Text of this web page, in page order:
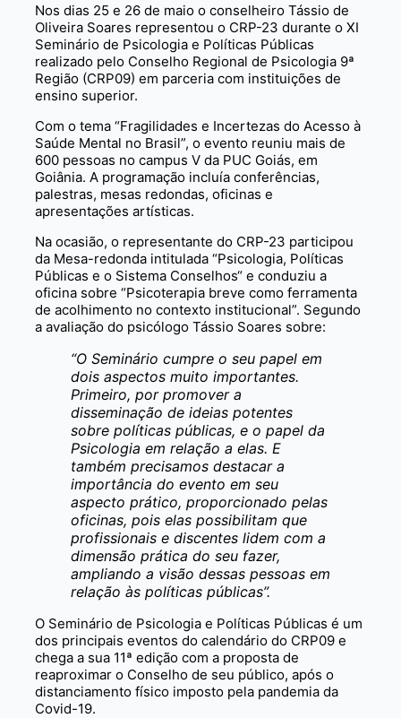
Nos dias 25 e 26 de maio o conselheiro Tássio de
Oliveira Soares representou o CRP-23 durante o XI
Seminário de Psicologia e Políticas Públicas
realizado pelo Conselho Regional de Psicologia 9ª
Região (CRP09) em parceria com instituições de
ensino superior.
Com o tema “Fragilidades e Incertezas do Acesso à
Saúde Mental no Brasil”, o evento reuniu mais de
600 pessoas no campus V da PUC Goiás, em
Goiânia. A programação incluía conferências,
palestras, mesas redondas, oficinas e
apresentações artísticas.
Na ocasião, o representante do CRP-23 participou
da Mesa-redonda intitulada “Psicologia, Políticas
Públicas e o Sistema Conselhos“ e conduziu a
oficina sobre “Psicoterapia breve como ferramenta
de acolhimento no contexto institucional”. Segundo
a avaliação do psicólogo Tássio Soares sobre:
“O Seminário cumpre o seu papel em
dois aspectos muito importantes.
Primeiro, por promover a
disseminação de ideias potentes
sobre políticas públicas, e o papel da
Psicologia em relação a elas. E
também precisamos destacar a
importância do evento em seu
aspecto prático, proporcionado pelas
oficinas, pois elas possibilitam que
profissionais e discentes lidem com a
dimensão prática do seu fazer,
ampliando a visão dessas pessoas em
relação às políticas públicas”.
O Seminário de Psicologia e Políticas Públicas é um
dos principais eventos do calendário do CRP09 e
chega a sua 11ª edição com a proposta de
reaproximar o Conselho de seu público, após o
distanciamento físico imposto pela pandemia da
Covid-19.